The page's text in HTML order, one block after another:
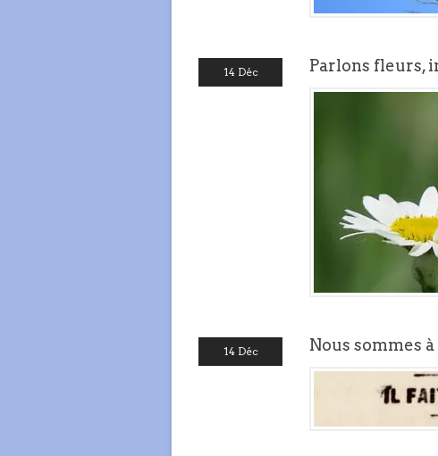
14 Déc Parlons fleurs,
14 Déc Nous sommes